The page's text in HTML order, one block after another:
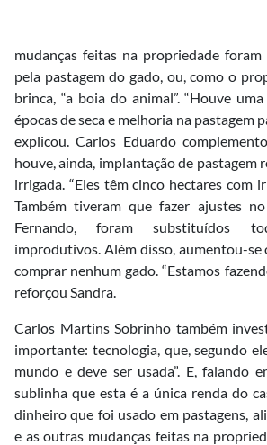
mudanças feitas na propriedade foram
pela pastagem do gado, ou, como o
brinca, “a boia do animal”. “Houve
épocas de seca e melhoria na pastagem
explicou. Carlos Eduardo
houve, ainda, implantação de pastagem
irrigada. “Eles têm cinco hectares com
Também tiveram que fazer ajustes
Fernando, foram substituídos
improdutivos. Além disso, aumentou-se
comprar nenhum gado. “Estamos
reforçou Sandra.
Carlos Martins Sobrinho também
importante: tecnologia, que, segundo
mundo e deve ser usada”. E, falando
sublinha que esta é a única renda do
dinheiro que foi usado em pastagens,
e as outras mudanças feitas na